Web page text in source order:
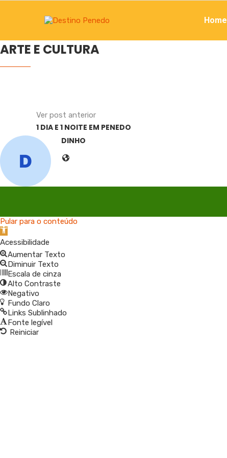
Home
ARTE E CULTURA
Ver post anterior
1 DIA E 1 NOITE EM PENEDO
DINHO
Pular para o conteúdo
Barra de Ferramentas Aberta
Acessibilidade
Aumentar Texto
Diminuir Texto
Escala de cinza
Alto Contraste
Negativo
Fundo Claro
Links Sublinhado
Fonte legível
Reiniciar